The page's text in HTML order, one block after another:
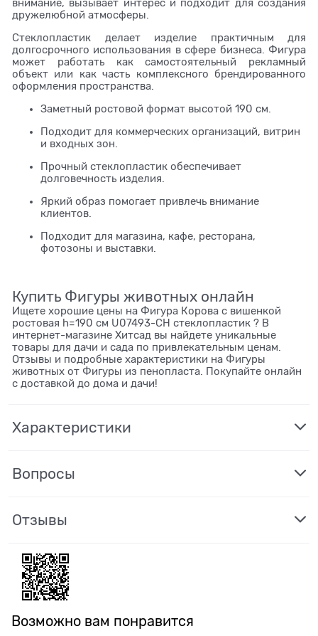
внимание, вызывает интерес и подходит для создания
дружелюбной атмосферы.
Стеклопластик делает изделие практичным для
долгосрочного использования в сфере бизнеса. Фигура
может работать как самостоятельный рекламный
объект или как часть комплексного брендированного
оформления пространства.
Заметный ростовой формат высотой 190 см.
Подходит для коммерческих организаций, витрин
и входных зон.
Прочный стеклопластик обеспечивает
долговечность изделия.
Яркий образ помогает привлечь внимание
клиентов.
Подходит для магазина, кафе, ресторана,
фотозоны и выставки.
Купить Фигуры животных онлайн
Ищете хорошие цены на Фигура Корова с вишенкой
ростовая h=190 см U07493-CH стеклопластик ? В
интернет-магазине Хитсад вы найдете уникальные
товары для дачи и сада по привлекательным ценам.
Отзывы и подробные характеристики на Фигуры
животных от Фигуры из пенопласта. Покупайте онлайн
с доставкой до дома и дачи!
Характеристики
Вопросы
Отзывы
Возможно вам понравится